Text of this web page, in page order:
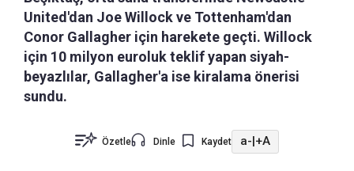
United'dan Joe Willock ve Tottenham'dan
Conor Gallagher için harekete geçti. Willock
için 10 milyon euroluk teklif yapan siyah-
beyazlılar, Gallagher'a ise kiralama önerisi
sundu.
Özetle Dinle Kaydet a-|+A